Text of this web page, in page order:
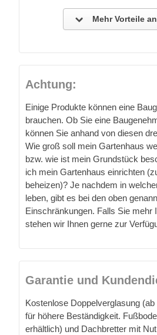
Mehr Vorteile
Achtung:
Einige Produkte können eine
brauchen. Ob Sie eine
können Sie anhand von diesen
Wie groß soll mein Gartenhaus
bzw. wie ist mein Grundstück
ich mein Gartenhaus einrichten
beheizen)? Je nachdem in
leben, gibt es bei den oben
Einschränkungen. Falls Sie mehr
stehen wir Ihnen gerne zur
Garantie und
Kostenlose Doppelverglasung
für höhere Beständigkeit.
erhältlich) und Dachbretter mit